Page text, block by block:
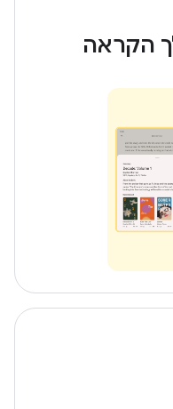
הקראה